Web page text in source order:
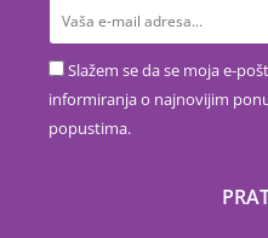
Slažem se da se moja e-
informiranja o najnovijim
popustima.